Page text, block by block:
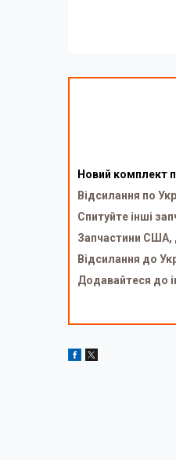
Новий комплект
Відсилання по
Спитуйте інші
Запчастини США,
Відсилання до
Додавайтеся до